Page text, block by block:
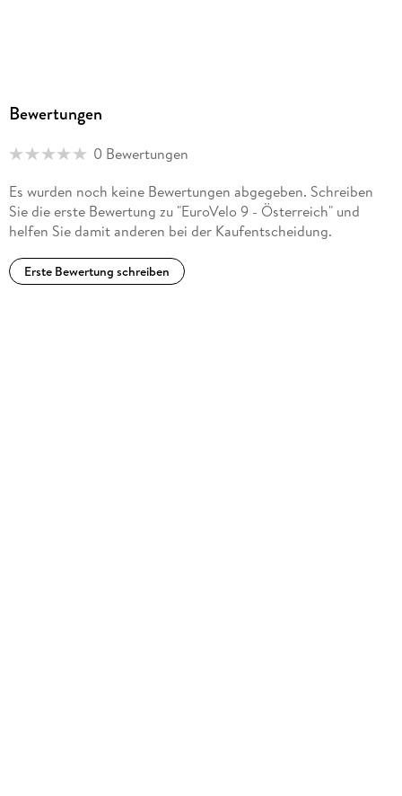
Bewertungen
0 Bewertungen
Es wurden noch keine Bewertungen abgegeben. Schreiben
Sie die erste Bewertung zu "EuroVelo 9 - Österreich" und
helfen Sie damit anderen bei der Kaufentscheidung.
Erste Bewertung schreiben